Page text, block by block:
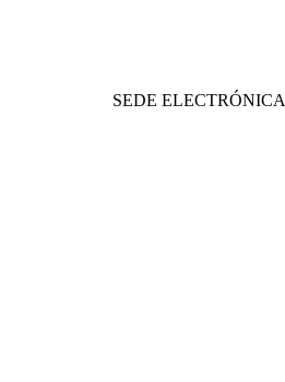
SEDE ELECTRÓNICA